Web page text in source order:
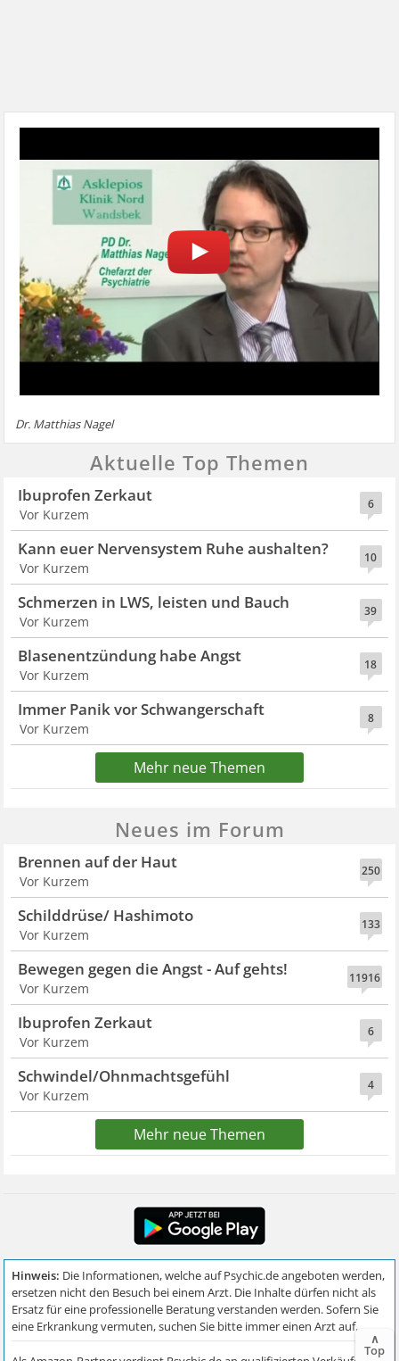
Dr. Matthias Nagel
Aktuelle Top Themen
6
Ibuprofen Zerkaut
Vor Kurzem
10
Kann euer Nervensystem Ruhe aushalten?
Vor Kurzem
39
Schmerzen in LWS, leisten und Bauch
Vor Kurzem
18
Blasenentzündung habe Angst
Vor Kurzem
8
Immer Panik vor Schwangerschaft
Vor Kurzem
Mehr neue Themen
Neues im Forum
250
Brennen auf der Haut
Vor Kurzem
133
Schilddrüse/ Hashimoto
Vor Kurzem
11916
Bewegen gegen die Angst - Auf gehts!
Vor Kurzem
6
Ibuprofen Zerkaut
Vor Kurzem
4
Schwindel/Ohnmachtsgefühl
Vor Kurzem
Mehr neue Themen
∧
Top